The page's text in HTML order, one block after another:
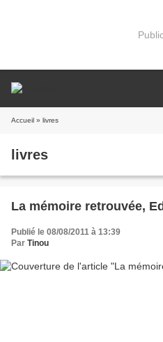
Accueil » livres
livres
La mémoire retrouvée,
Publié le 08/08/2011 à 13:39
Par Tinou